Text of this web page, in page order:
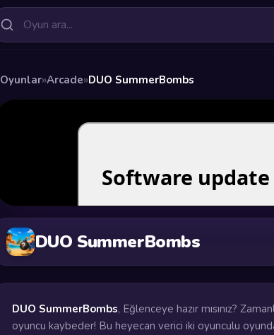
Oyunlar»Arcade»DUO SummerBombs
DUO SummerBombs
DUO SummerBombs, Eğlenceye hazır mısınız?
oyuncu kaybeder! Bu heyecan verici iki oyunculu